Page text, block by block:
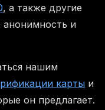
, а также другие
анонимность и
нашим
карты и
он предлагает.